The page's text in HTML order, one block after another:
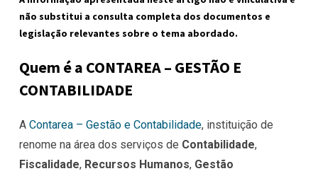
não substitui a consulta completa dos documentos e
legislação relevantes sobre o tema abordado.
Quem é a CONTAREA – GESTÃO E
CONTABILIDADE
A Contarea – Gestão e Contabilidade, instituição de
renome na área dos serviços de Contabilidade,
Fiscalidade, Recursos Humanos, Gestão